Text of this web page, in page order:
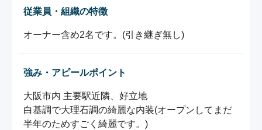
従業員・組織の特徴
オーナー含め2名です。(引き継ぎ無し)
強み・アピールポイント
大阪市内 主要駅近隣、好立地
白基調で大理石調の綺麗な内装(オープンしてまだ
半年のためすごく綺麗です。)